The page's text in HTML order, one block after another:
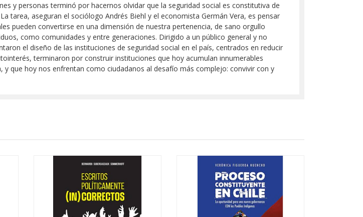
y personas terminó por hacernos olvidar que la seguridad social es constitutiva de
tarea, aseguran el sociólogo Andrés Biehl y el economista Germán Vera, es pensar
pueden convertirse en una dimensión de nuestra pertenencia, de sano orgullo
como comunidades y entre generaciones. Dirigido a un público general y no
el diseño de las instituciones de seguridad social en el país, centrados en reducir
terminaron por construir instituciones que hoy acumulan innumerables
y que hoy nos enfrentan como ciudadanos al desafío más complejo: convivir con y